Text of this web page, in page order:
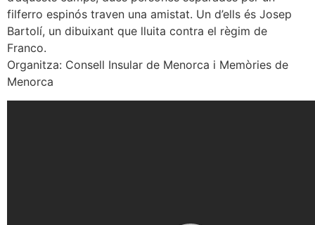
filferro espinós traven una amistat. Un d’ells és Josep
Bartolí, un dibuixant que lluita contra el règim de
Franco.
Organitza: Consell Insular de Menorca i Memòries de
Menorca